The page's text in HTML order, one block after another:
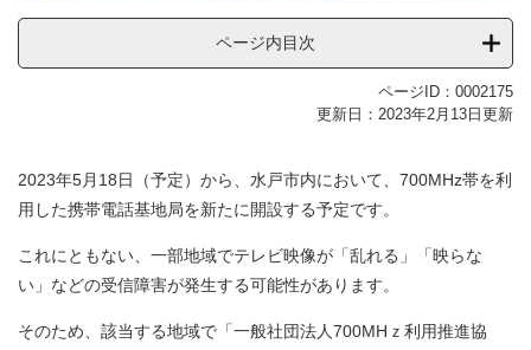
ページ内目次
ページID：0002175
更新日：2023年2月13日更新
2023年5月18日（予定）から、水戸市内において、700MHz帯を利
用した携帯電話基地局を新たに開設する予定です。
これにともない、一部地域でテレビ映像が「乱れる」「映らな
い」などの受信障害が発生する可能性があります。
そのため、該当する地域で「一般社団法人700MHｚ利用推進協